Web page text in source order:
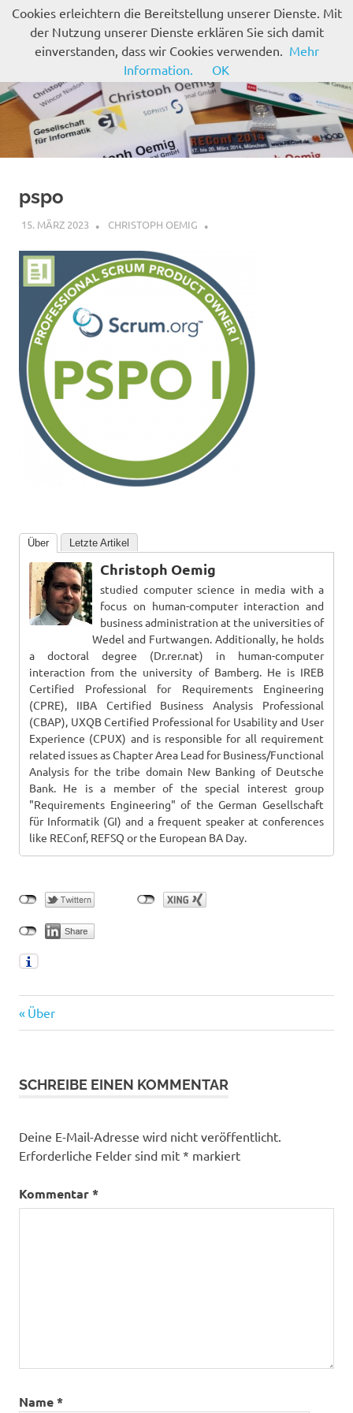
Zum
springen
pspo
15. MÄRZ 2023 CHRISTOPH OEMIG
Über Letzte Artikel
Christoph Oemig
studied computer science in media with a
focus on human-computer interaction and
business administration at the universities of
Wedel and Furtwangen. Additionally, he holds
a doctoral degree (Dr.rer.nat) in human-computer
interaction from the university of Bamberg. He is IREB
Certified Professional for Requirements Engineering
(CPRE), IIBA Certified Business Analysis Professional
(CBAP), UXQB Certified Professional for Usability and User
Experience (CPUX) and is responsible for all requirement
related issues as Chapter Area Lead for Business/Functional
Analysis for the tribe domain New Banking of Deutsche
Bank. He is a member of the special interest group
"Requirements Engineering" of the German Gesellschaft
für Informatik (GI) and a frequent speaker at conferences
like REConf, REFSQ or the European BA Day.
Beitragsnavigation
Vorheriger
Beitrag:
Über
SCHREIBE EINEN KOMMENTAR
Deine E-Mail-Adresse wird nicht veröffentlicht.
Erforderliche Felder sind mit * markiert
Kommentar*
Name*
Cookies erleichtern die Bereitstellung unserer Dienste. Mit
der Nutzung unserer Dienste erklären Sie sich damit
einverstanden, dass wir Cookies verwenden. Mehr
Information.
OK